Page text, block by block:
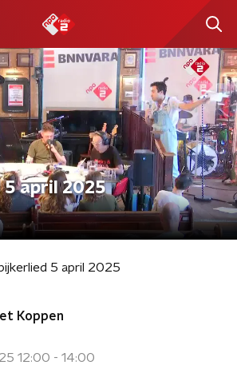
5 april 2025
5 april 2025
Koppen
12:00 - 14:00